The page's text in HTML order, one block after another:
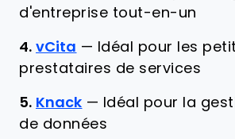
d'entreprise tout-en-un
4. vCita — Idéal pour les
prestataires de services
5. Knack — Idéal pour la
de données